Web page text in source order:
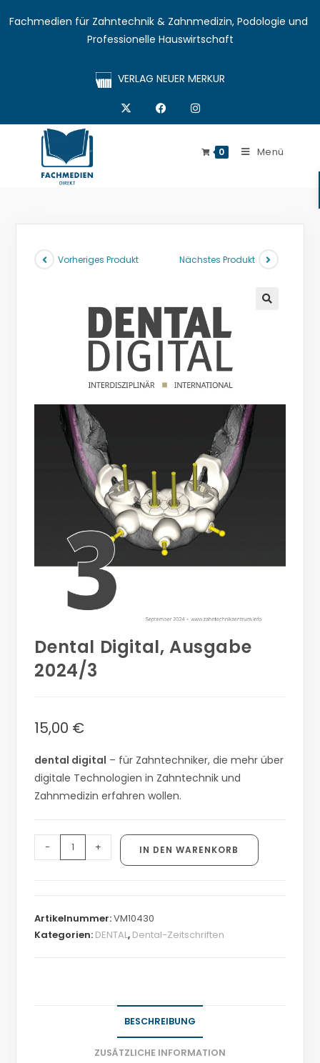
Fachmedien für Zahntechnik & Zahnmedizin, Podologie und
Professionelle Hauswirtschaft
VERLAG NEUER MERKUR
0 Menü
Vorheriges Produkt Nächstes Produkt
Dental Digital, Ausgabe
2024/3
15,00 €
dental digital – für Zahntechniker, die mehr über
digitale Technologien in Zahntechnik und
Zahnmedizin erfahren wollen.
- + IN DEN WARENKORB
Artikelnummer:VM10430
Kategorien: DENTAL, Dental-Zeitschriften
BESCHREIBUNG
ZUSÄTZLICHE INFORMATION